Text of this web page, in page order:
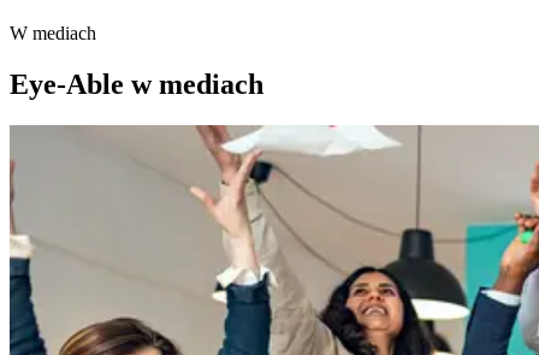
W mediach
Eye-Able w mediach